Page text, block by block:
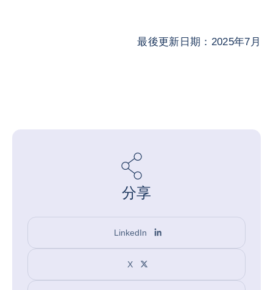
最後更新日期：2025年7月
分享
LinkedIn
X